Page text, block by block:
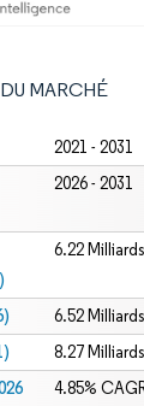
MARCHÉ
2021 - 2031
2026 - 2031
6.22
6.52
8.27
4.85%